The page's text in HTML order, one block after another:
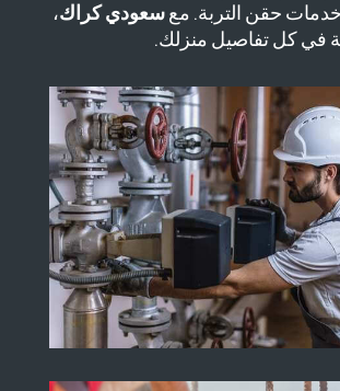
خدمات حقن التربة. مع سعودي كراك،
في كل تفاصيل منزلك.